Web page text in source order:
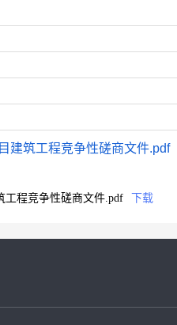
建筑工程竞争性磋商文件.pdf
工程竞争性磋商文件.pdf
下载